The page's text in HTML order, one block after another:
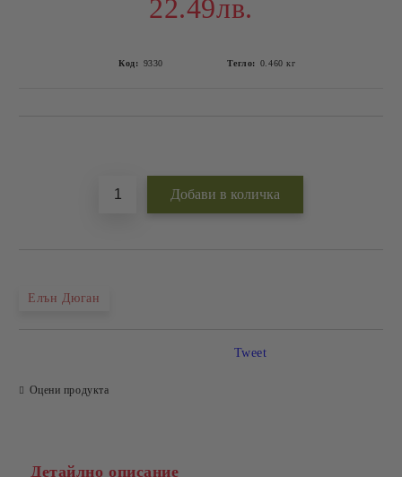
22.49лв.
Код: 9330 Тегло: 0.460 кг
Елън Дюган
Оцени продукта
Tweet
Детайлно описание